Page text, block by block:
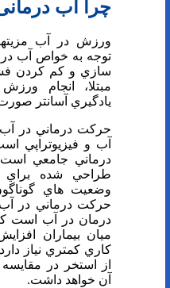
چرا آب
ورزش در آب
توجه به خواص آب
سازي و كم كردن
مبتلا، انجام
يادگيري آسانتر
حركت درماني در آب
آب و فيزيوتراپي
درماني جامعي است
طراحي شده براي
وضعيت هاي
حركت درماني در آب
درمان در آب است
ميان بيماران
كاري كمتري نياز
از استخر در
آن خواهد داشت.